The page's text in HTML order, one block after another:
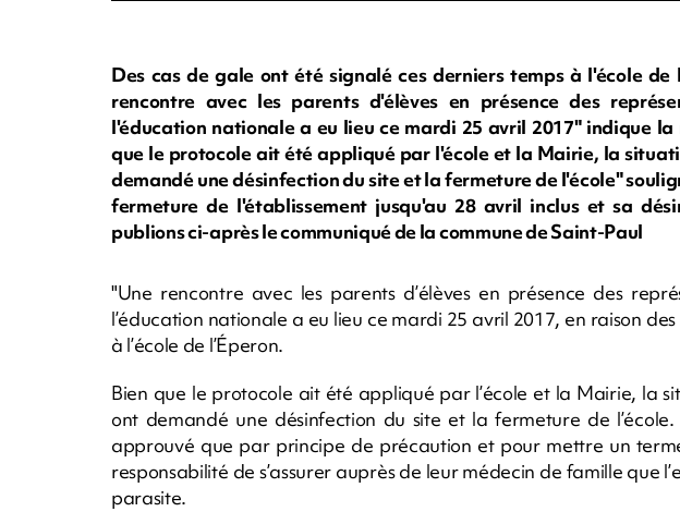
Des cas de gale ont été signalé ces derniers temps à l'école
rencontre avec les parents d'élèves en présence des
l'éducation nationale a eu lieu ce mardi 25 avril 2017" indique
que le protocole ait été appliqué par l'école et la Mairie, la
demandé une désinfection du site et la fermeture de l'école"
fermeture de l'établissement jusqu'au 28 avril inclus et sa
publions ci-après le communiqué de la commune de Saint-Paul
"Une rencontre avec les parents d’élèves en présence des
l’éducation nationale a eu lieu ce mardi 25 avril 2017, en raison
à l’école de l’Éperon.
Bien que le protocole ait été appliqué par l’école et la Mairie, la
ont demandé une désinfection du site et la fermeture de
approuvé que par principe de précaution et pour mettre un
responsabilité de s’assurer auprès de leur médecin de famille que
parasite.